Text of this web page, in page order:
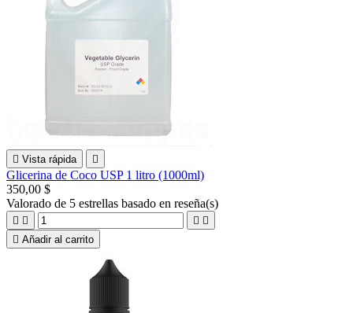
 Vista rápida 
Glicerina de Coco USP 1 litro (1000ml)
350,00 $
Valorado de 5 estrellas basado en reseña(s)
   
 Añadir al carrito